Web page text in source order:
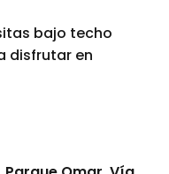
bajo techo
disfrutar en